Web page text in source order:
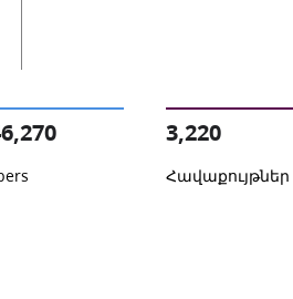
3,220
Հավաքույթներ